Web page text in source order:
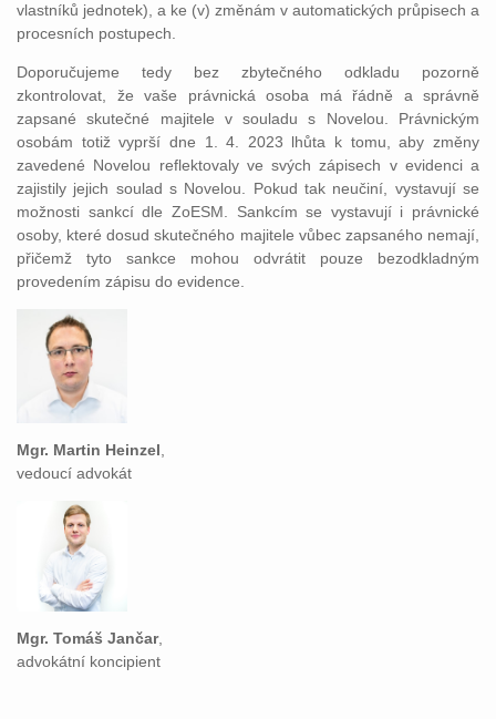
vlastníků jednotek), a ke (v) změnám v automatických průpisech a
procesních postupech.
Doporučujeme tedy bez zbytečného odkladu pozorně
zkontrolovat, že vaše právnická osoba má řádně a správně
zapsané skutečné majitele v souladu s Novelou. Právnickým
osobám totiž vyprší dne 1. 4. 2023 lhůta k tomu, aby změny
zavedené Novelou reflektovaly ve svých zápisech v evidenci a
zajistily jejich soulad s Novelou. Pokud tak neučiní, vystavují se
možnosti sankcí dle ZoESM. Sankcím se vystavují i právnické
osoby, které dosud skutečného majitele vůbec zapsaného nemají,
přičemž tyto sankce mohou odvrátit pouze bezodkladným
provedením zápisu do evidence.
Mgr. Martin Heinzel,
vedoucí advokát
Mgr. Tomáš Jančar,
advokátní koncipient